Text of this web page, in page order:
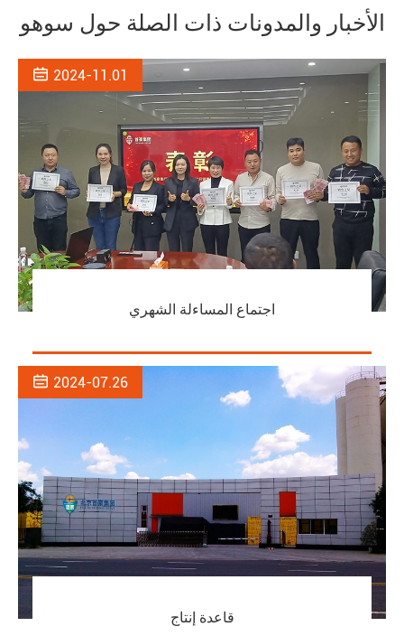
الأخبار والمدونات ذات الصلة حول سوهو
 2024-11.01
اجتماع المساءلة الشهري
 2024-07.26
قاعدة إنتاج